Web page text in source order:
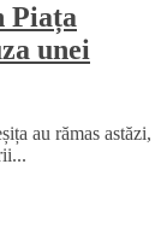
Piața
unei
au rămas astăzi,